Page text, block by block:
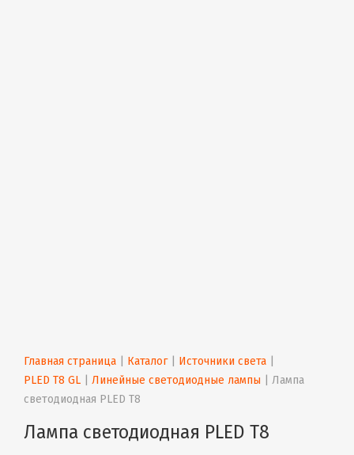
Главная страница Каталог | Источники света
PLED T8 GL
Линейные светодиодные лампы
Лампа
светодиодная PLED T8
Лампа светодиодная PLED T8